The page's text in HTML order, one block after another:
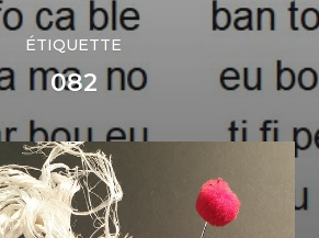
ÉTIQUETTE
082